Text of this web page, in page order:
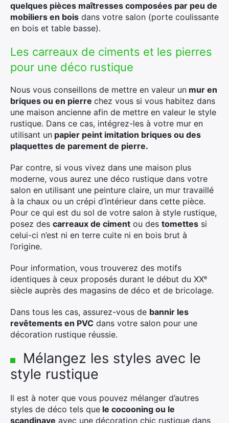
quelques pièces maîtresses composées par peu de
mobiliers en bois dans votre salon (porte coulissante
en bois et table basse).
Les carreaux de ciments et les pierres
pour une déco rustique
Nous vous conseillons de mettre en valeur un mur en
briques ou en pierre chez vous si vous habitez dans
une maison ancienne afin de mettre en valeur le style
rustique. Dans ce cas, intégrez-les à votre mur en
utilisant un papier peint imitation briques ou des
plaquettes de parement de pierre.
Par contre, si vous vivez dans une maison plus
moderne, vous aurez une déco rustique dans votre
salon en utilisant une peinture claire, un mur travaillé
à la chaux ou un crépi d’intérieur dans cette pièce.
Pour ce qui est du sol de votre salon à style rustique,
posez des carreaux de ciment ou des tomettes si
celui-ci n’est ni en terre cuite ni en bois brut à
l’origine.
Pour information, vous trouverez des motifs
identiques à ceux proposés durant le début du XXᵉ
siècle auprès des magasins de déco et de bricolage.
Dans tous les cas, assurez-vous de bannir les
revêtements en PVC dans votre salon pour une
décoration rustique réussie.
Mélangez les styles avec le
style rustique
Il est à noter que vous pouvez mélanger d’autres
styles de déco tels que le cocooning ou le
scandinave avec une décoration chic rustique dans